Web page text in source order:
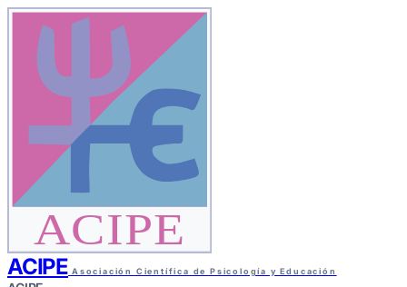
ACIPE
ACIPE Asociación Científica de Psicología y Educación